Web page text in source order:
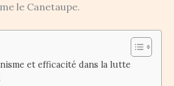
le Canetaupe.
et efficacité dans la lutte